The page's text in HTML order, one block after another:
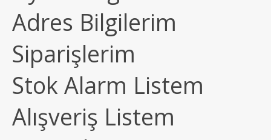
Adres Bilgilerim
Siparişlerim
Stok Alarm Listem
Alışveriş Listem